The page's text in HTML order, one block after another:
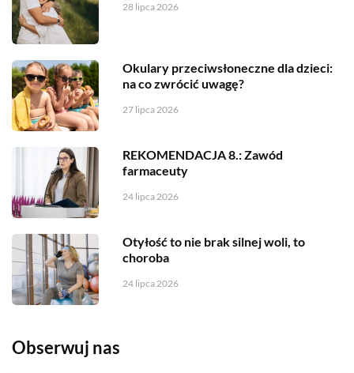
28 lipca 2026
Okulary przeciwsłoneczne dla dzieci:
na co zwrócić uwagę?
27 lipca 2026
REKOMENDACJA 8.: Zawód
farmaceuty
24 lipca 2026
Otyłość to nie brak silnej woli, to
choroba
24 lipca 2026
Obserwuj nas